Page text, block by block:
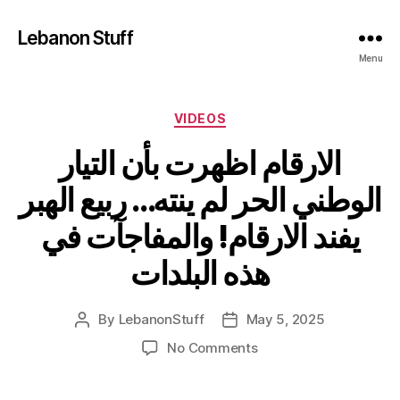
Lebanon Stuff
Menu
Categories
VIDEOS
الارقام اظهرت بأن التيار
الوطني الحر لم ينته… ربيع الهبر
يفند الارقام! والمفاجآت في
هذه البلدات
Post
By LebanonStuff
PostMay 5, 2025
No Commentson